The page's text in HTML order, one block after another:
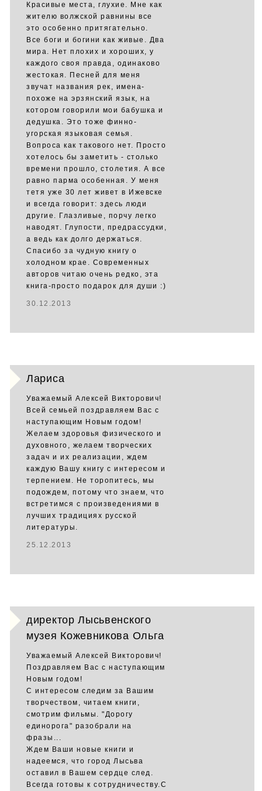
Красивые места, глухие. Мне как
жителю волжской равнины все
это особенно притягательно.
Все боги и богини как живые. Два
мира. Нет плохих и хороших, у
каждого своя правда, одинаково
жестокая. Песней для меня
звучат названия рек, имена-
похоже на эрзянский язык, на
котором говорили мои бабушка и
дедушка. Это тоже финно-
угорская языковая семья.
Вопроса как такового нет. Просто
хотелось бы заметить - столько
времени прошло, столетия. А все
равно парма особенная. У меня
тетя уже 30 лет живет в Ижевске
и всегда говорит: здесь люди
другие. Глазливые, порчу легко
наводят. Глупости, предрассудки,
а ведь как долго держаться.
Спасибо за чудную книгу о
холодном крае. Современных
авторов читаю очень редко, эта
книга-просто подарок для души :)
30.12.2013
Лариса
Уважаемый Алексей Викторович!
Всей семьей поздравляем Вас с
наступающим Новым годом!
Желаем здоровья физического и
духовного, желаем творческих
задач и их реализации, ждем
каждую Вашу книгу с интересом и
терпением. Не торопитесь, мы
подождем, потому что знаем, что
встретимся с произведениями в
лучших традициях русской
литературы.
25.12.2013
директор Лысьвенского
музея Кожевникова Ольга
Уважаемый Алексей Викторович!
Поздравляем Вас с наступающим
Новым годом!
С интересом следим за Вашим
творчеством, читаем книги,
смотрим фильмы. "Дорогу
единорога" разобрали на
фразы...
Ждем Ваши новые книги и
надеемся, что город Лысьва
оставил в Вашем сердце след.
Всегда готовы к сотрудничеству.С